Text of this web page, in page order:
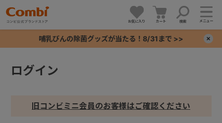
お気に入り カート 検索 メニュー
哺乳びんの除菌グッズが当たる！8/31まで >>
ログイン
旧コンビミニ会員のお客様はご確認ください